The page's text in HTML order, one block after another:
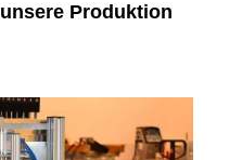
Produktion